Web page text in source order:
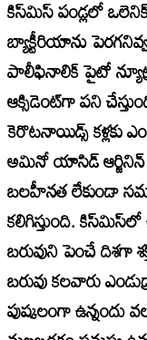
కిస్‌మిస్ పండ్లలో
బ్యాక్టీరియాను
పాలీఫినాలిక్ పైటో
ఆక్సిడెంట్‌గా పని
కెరొటనాయిడ్స్ కళ్లకు
అమినో యాసిడ్ ఆర్జినిన్
బలహీనత లేకుండా
కలిగిస్తుంది. కిస్‌మిస్‌లో
బరువుని పెంచే దిశగా
బరువు కలవారు
పుష్కలంగా ఉన్నందు